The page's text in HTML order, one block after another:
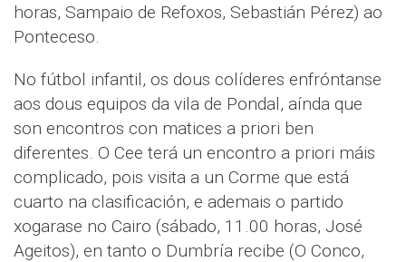
horas, Sampaio de Refoxos, Sebastián Pérez) ao
Ponteceso.
No fútbol infantil, os dous colíderes enfróntanse
aos dous equipos da vila de Pondal, aínda que
son encontros con matices a priori ben
diferentes. O Cee terá un encontro a priori máis
complicado, pois visita a un Corme que está
cuarto na clasificación, e ademais o partido
xogarase no Cairo (sábado, 11.00 horas, José
Ageitos), en tanto o Dumbría recibe (O Conco,